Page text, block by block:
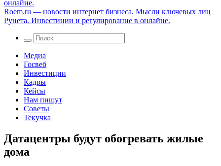
Roem.ru — новости интернет бизнеса. Мысли ключевых лиц
Рунета. Инвестиции и регулирование в онлайне.
Медиа
Госвеб
Инвестиции
Кадры
Кейсы
Нам пишут
Советы
Текучка
Датацентры будут обогревать жилые
дома